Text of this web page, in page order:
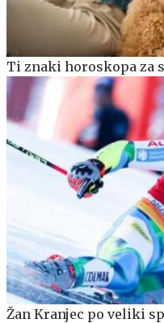
Ti znaki horoskopa za
Žan Kranjec po veliki